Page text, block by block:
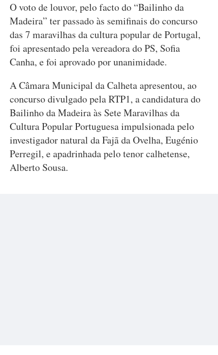
O voto de louvor, pelo facto do “Bailinho da
Madeira” ter passado às semifinais do concurso
das 7 maravilhas da cultura popular de Portugal,
foi apresentado pela vereadora do PS, Sofia
Canha, e foi aprovado por unanimidade.
A Câmara Municipal da Calheta apresentou, ao
concurso divulgado pela RTP1, a candidatura do
Bailinho da Madeira às Sete Maravilhas da
Cultura Popular Portuguesa impulsionada pelo
investigador natural da Fajã da Ovelha, Eugénio
Perregil, e apadrinhada pelo tenor calhetense,
Alberto Sousa.